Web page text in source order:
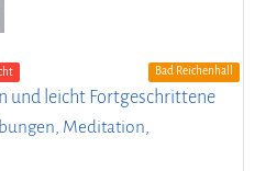
Bad Reichenhall
und leicht Fortgeschrittene
Meditation,